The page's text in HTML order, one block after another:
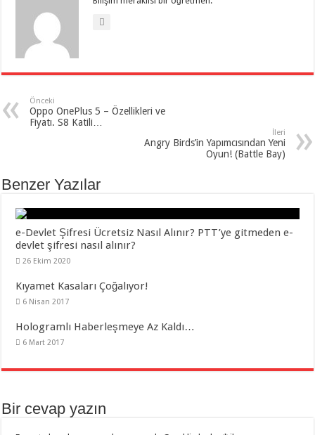
Önceki
Oppo OnePlus 5 – Özellikleri ve
Fiyatı. S8 Katili…
İleri
Angry Birds’in Yapımcısından Yeni
Oyun! (Battle Bay)
Benzer Yazılar
e-Devlet Şifresi Ücretsiz Nasıl Alınır? PTT’ye gitmeden e-
devlet şifresi nasıl alınır?
26 Ekim 2020
Kıyamet Kasaları Çoğalıyor!
6 Nisan 2017
Hologramlı Haberleşmeye Az Kaldı…
6 Mart 2017
Bir cevap yazın